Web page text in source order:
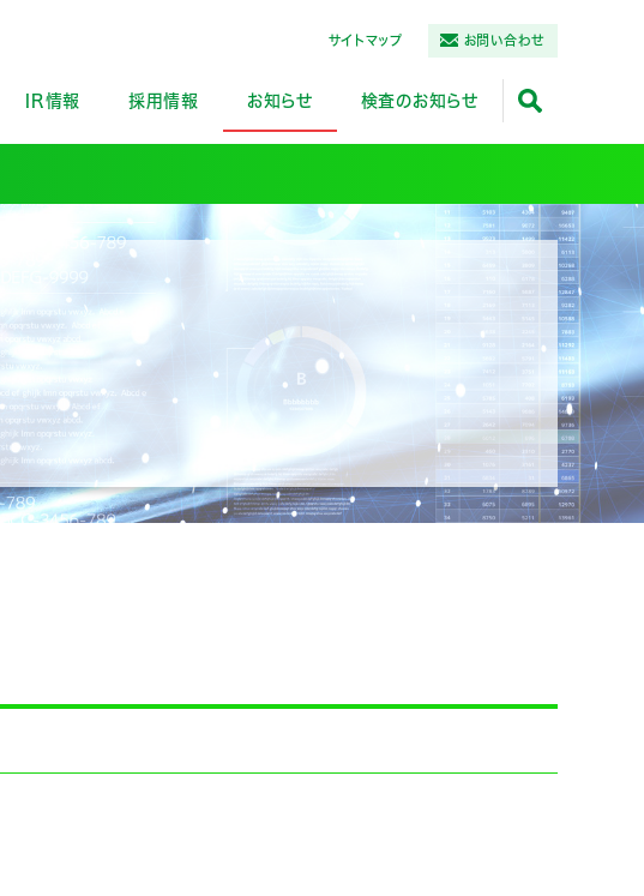
サイトマップ お問い合わせ
IR情報 採用情報 お知らせ 検査のお知らせ